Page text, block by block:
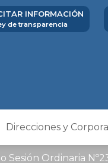
INFORMACIÓN
de transparencia
Direcciones y
Sesión Ordinaria